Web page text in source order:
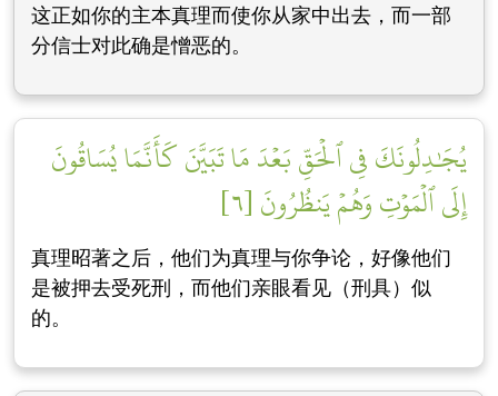
这正如你的主本真理而使你从家中出去，而一部
分信士对此确是憎恶的。
يُجَٰدِلُونَكَ فِي ٱلۡحَقِّ بَعۡدَ مَا تَبَيَّنَ كَأَنَّمَا يُسَاقُونَ
إِلَى ٱلۡمَوۡتِ وَهُمۡ يَنظُرُونَ [٦]
真理昭著之后，他们为真理与你争论，好像他们
是被押去受死刑，而他们亲眼看见（刑具）似
的。